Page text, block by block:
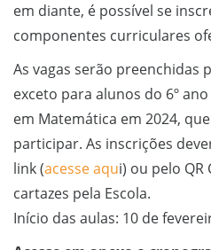
em diante, é possível se
componentes curriculares
As vagas serão preenchidas
exceto para alunos do 6º
em Matemática em 2024,
participar. As inscrições
link (acesse aqui) ou pelo QR
cartazes pela Escola.
Início das aulas: 10 de